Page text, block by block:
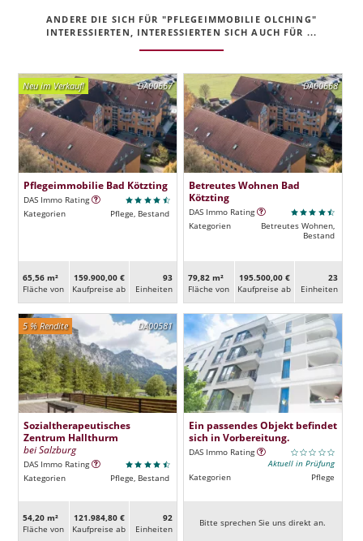
ANDERE DIE SICH FÜR "PFLEGEIMMOBILIE OLCHING"
INTERESSIERTEN, INTERESSIERTEN SICH AUCH FÜR ...
DA00667
Neu im Verkauf!
Pflegeimmobilie Bad Kötzting
DAS Immo Rating
Kategorien
Pflege, Bestand
65,56 m²
Fläche von
159.900,00 €
Kaufpreise ab
93
Ein­heiten
DA00668
Betreutes Wohnen Bad
Kötzting
DAS Immo Rating
Kategorien
Betreutes Wohnen,
Bestand
79,82 m²
Fläche von
195.500,00 €
Kaufpreise ab
23
Ein­heiten
DA00581
5 % Rendite
Sozialtherapeutisches
Zentrum Hallthurm
bei Salzburg
DAS Immo Rating
Kategorien
Pflege, Bestand
54,20 m²
Fläche von
121.984,80 €
Kaufpreise ab
92
Ein­heiten
Ein passendes Objekt befindet
sich in Vorbereitung.
DAS Immo Rating
Aktuell in Prüfung
Kategorien
Pflege
Bitte sprechen Sie uns direkt an.